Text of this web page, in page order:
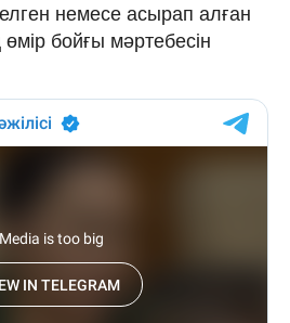
немесе асырап алған
бойғы мәртебесін